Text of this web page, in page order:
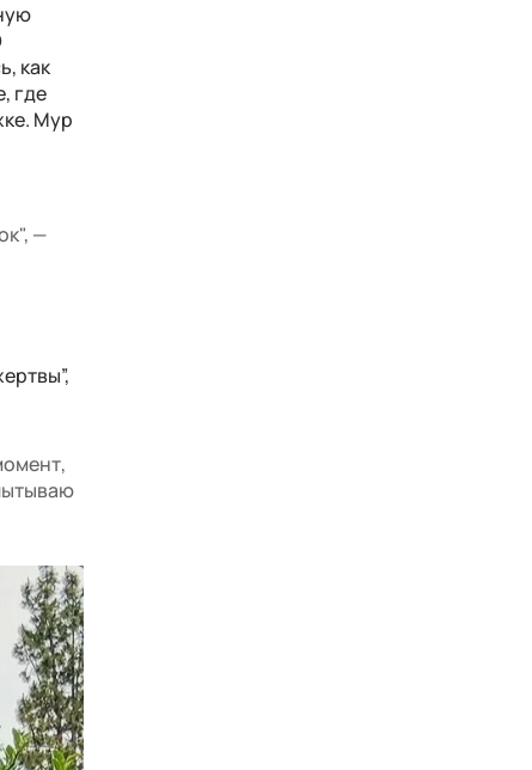
как
где
Мур
—